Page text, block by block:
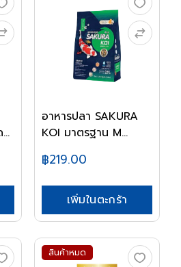
อาหารปลา SAKURA
KOI มาตรฐาน M
฿219.00
เพิ่มในตะกร้า
สินค้าหมด